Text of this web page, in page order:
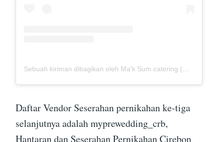
Sebuah kiriman dibagikan oleh Ma'k Sum catering (@mak_sumcatering)
Daftar Vendor Seserahan pernikahan ke-tiga
selanjutnya adalah myprewedding_crb,
Hantaran dan Seserahan Pernikahan Cirebon